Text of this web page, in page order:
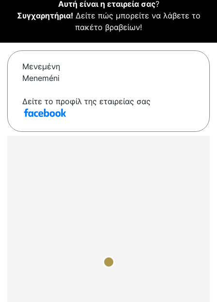
Αυτή είναι η εταιρεία σας?
Συγχαρητήρια! Δείτε πώς μπορείτε να λάβετε το
πακέτο βραβείων!
Μενεμένη
Meneméni
Δείτε το προφίλ της εταιρείας σας